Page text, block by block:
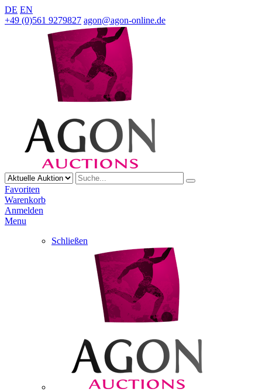
DE EN
+49 (0)561 9279827 agon@agon-online.de
Favoriten
Warenkorb
Anmelden
Menu
Schließen